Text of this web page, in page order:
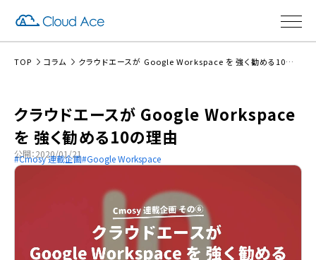
TOP コラム クラウドエースが Google Workspace を 強く勧める10の理由
クラウドエースが Google Workspace
を 強く勧める10の理由
公開：2020/01/21
Cmosy 連載企画 Google Workspace